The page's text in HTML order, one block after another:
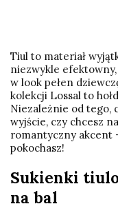
Tiul to materiał
niezwykle
w look pełen
kolekcji Lossal to
Niezależnie od tego,
wyjście, czy chcesz
romantyczny akcent
pokochasz!
Sukienki
na bal